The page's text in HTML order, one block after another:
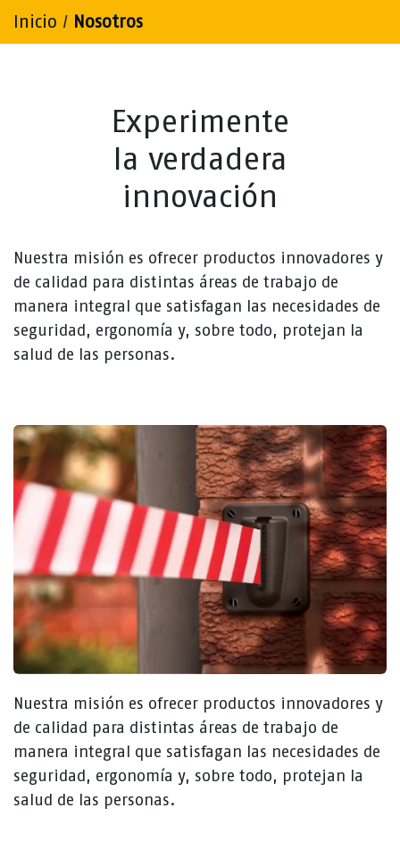
Inicio / Nosotros
Experimente
la verdadera
innovación
Nuestra misión es ofrecer productos innovadores y
de calidad para distintas áreas de trabajo de
manera integral que satisfagan las necesidades de
seguridad, ergonomía y, sobre todo, protejan la
salud de las personas.
Nuestra misión es ofrecer productos innovadores y
de calidad para distintas áreas de trabajo de
manera integral que satisfagan las necesidades de
seguridad, ergonomía y, sobre todo, protejan la
salud de las personas.